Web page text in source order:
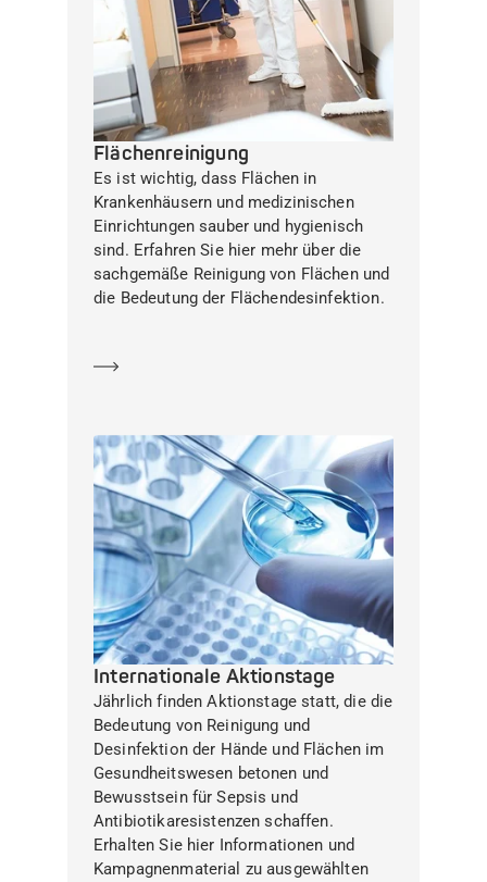
Flächenreinigung
Es ist wichtig, dass Flächen in
Krankenhäusern und medizinischen
Einrichtungen sauber und hygienisch
sind. Erfahren Sie hier mehr über die
sachgemäße Reinigung von Flächen und
die Bedeutung der Flächendesinfektion.
Internationale Aktionstage
Jährlich finden Aktionstage statt, die die
Bedeutung von Reinigung und
Desinfektion der Hände und Flächen im
Gesundheitswesen betonen und
Bewusstsein für Sepsis und
Antibiotikaresistenzen schaffen.
Erhalten Sie hier Informationen und
Kampagnenmaterial zu ausgewählten